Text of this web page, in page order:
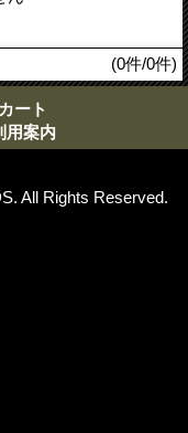
(0件/0件)
ート
用案内
All Rights Reserved.